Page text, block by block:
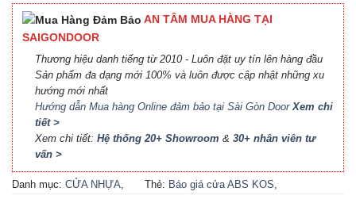
AN TÂM MUA HÀNG TẠI
SAIGONDOOR
Thương hiệu danh tiếng từ 2010 - Luôn đặt uy tín lên hàng đầu
Sản phẩm đa dạng mới 100% và luôn được cập nhật những xu
hướng mới nhất
Hướng dẫn Mua hàng Online đảm bảo tại Sài Gòn DoorXem chi
tiết >
Xem chi tiết: Hệ thống 20+ Showroom & 30+ nhân viên tư
vấn >
Danh mục: CỬA NHỰA,
Thẻ: Báo giá cửa ABS KOS,